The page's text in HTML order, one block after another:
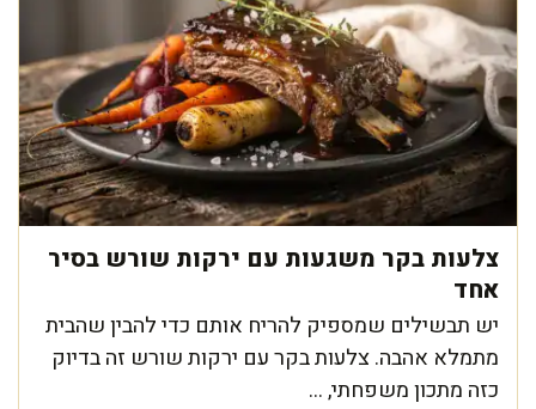
צלעות בקר משגעות עם ירקות שורש בסיר
אחד
יש תבשילים שמספיק להריח אותם כדי להבין שהבית
מתמלא אהבה. צלעות בקר עם ירקות שורש זה בדיוק
כזה מתכון משפחתי, ...